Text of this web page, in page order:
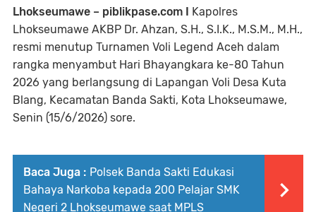
Lhokseumawe – piblikpase.com I Kapolres
Lhokseumawe AKBP Dr. Ahzan, S.H., S.I.K., M.S.M., M.H.,
resmi menutup Turnamen Voli Legend Aceh dalam
rangka menyambut Hari Bhayangkara ke-80 Tahun
2026 yang berlangsung di Lapangan Voli Desa Kuta
Blang, Kecamatan Banda Sakti, Kota Lhokseumawe,
Senin (15/6/2026) sore.
Baca Juga : Polsek Banda Sakti Edukasi
Bahaya Narkoba kepada 200 Pelajar SMK
Negeri 2 Lhokseumawe saat MPLS